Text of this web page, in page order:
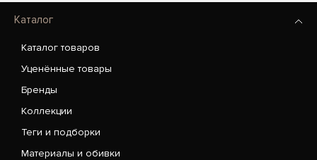
Каталог
Каталог товаров
Уценённые товары
Бренды
Коллекции
Теги и подборки
Материалы и обивки